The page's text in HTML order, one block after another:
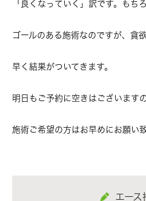
「良くなっていく」訳です。もち
ゴールのある施術なのですが、貪
早く結果がついてきます。
明日もご予約に空きはございますの
施術ご希望の方はお早めにお願い
エース